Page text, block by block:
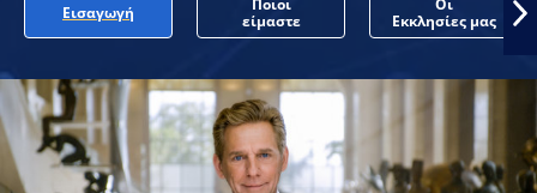
Εισαγωγή
Ποιοι
είμαστε
Οι
Εκκλησίες μας